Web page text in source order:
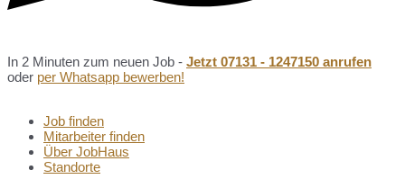
In 2 Minuten zum neuen Job - Jetzt 07131 - 1247150 anrufen
oder per Whatsapp bewerben!
Job finden
Mitarbeiter finden
Über JobHaus
Standorte